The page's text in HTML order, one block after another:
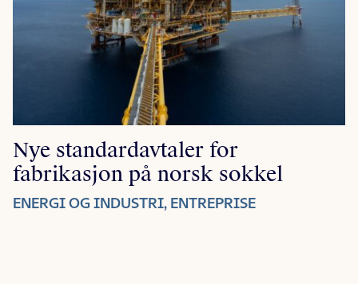
Nye standardavtaler for
fabrikasjon på norsk sokkel
ENERGI OG INDUSTRI, ENTREPRISE